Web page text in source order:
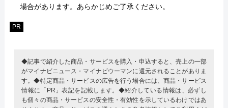
場合があります。あらかじめご了承ください。
PR
◆記事で紹介した商品・サービスを購入・申込すると、売上の一部
がマイナビニュース・マイナビウーマンに還元されることがありま
す。◆特定商品・サービスの広告を行う場合には、商品・サービス
情報に「PR」表記を記載します。◆紹介している情報は、必ずし
も個々の商品・サービスの安全性・有効性を示しているわけではあ